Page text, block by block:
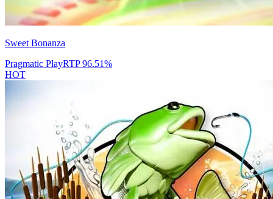
Sweet Bonanza
Pragmatic PlayRTP96.51%
HOT